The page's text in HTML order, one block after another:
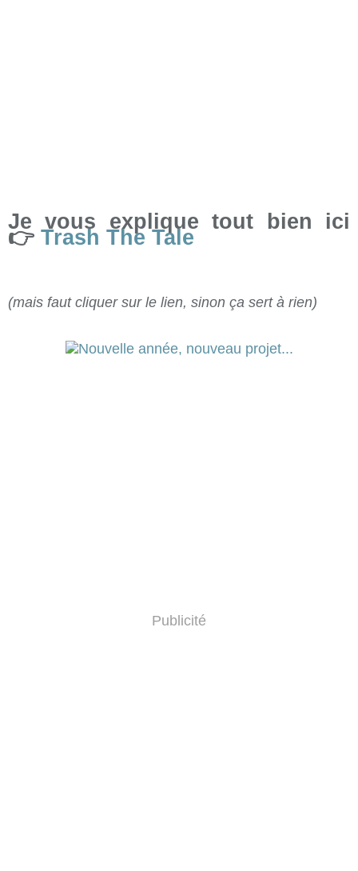
Je vous explique tout bien ici
👉 Trash The Tale
(mais faut cliquer sur le lien, sinon ça sert à rien)
Publicité